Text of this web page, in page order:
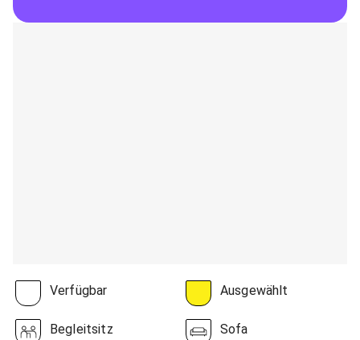
Verfügbar Ausgewählt
Begleitsitz Sofa